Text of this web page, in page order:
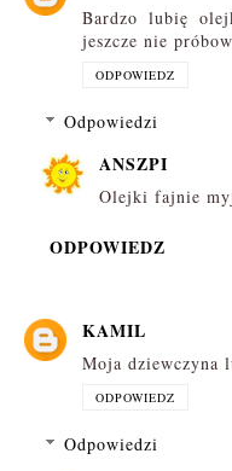
Bardzo lubię
jeszcze nie
ODPOWIEDZ
Odpowiedzi
ANSZPI
Olejki fajnie
ODPOWIEDZ
KAMIL
Moja dziewczyna
ODPOWIEDZ
Odpowiedzi